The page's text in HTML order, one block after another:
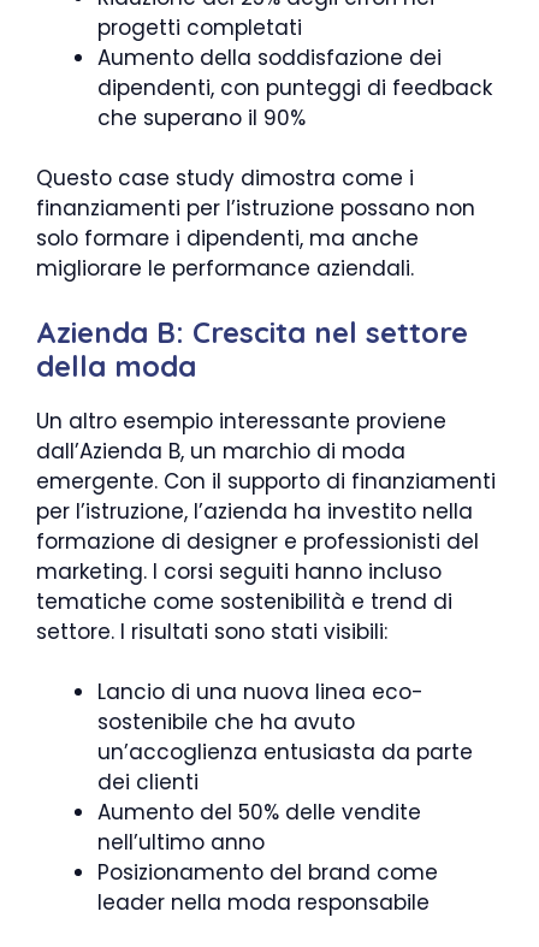
progetti completati
Aumento della soddisfazione dei
dipendenti, con punteggi di feedback
che superano il 90%
Questo case study dimostra come i
finanziamenti per l’istruzione possano non
solo formare i dipendenti, ma anche
migliorare le performance aziendali.
Azienda B: Crescita nel settore
della moda
Un altro esempio interessante proviene
dall’Azienda B, un marchio di moda
emergente. Con il supporto di finanziamenti
per l’istruzione, l’azienda ha investito nella
formazione di designer e professionisti del
marketing. I corsi seguiti hanno incluso
tematiche come sostenibilità e trend di
settore. I risultati sono stati visibili:
Lancio di una nuova linea eco-
sostenibile che ha avuto
un’accoglienza entusiasta da parte
dei clienti
Aumento del 50% delle vendite
nell’ultimo anno
Posizionamento del brand come
leader nella moda responsabile